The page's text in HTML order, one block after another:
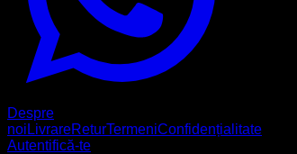
Despre
noi LivrareReturTermeniConfidențialitate
Autentifică-te